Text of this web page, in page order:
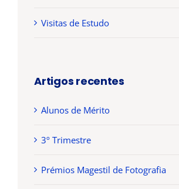
Visitas de Estudo
Artigos recentes
Alunos de Mérito
3º Trimestre
Prémios Magestil de Fotografia
INSCRIÇÕES